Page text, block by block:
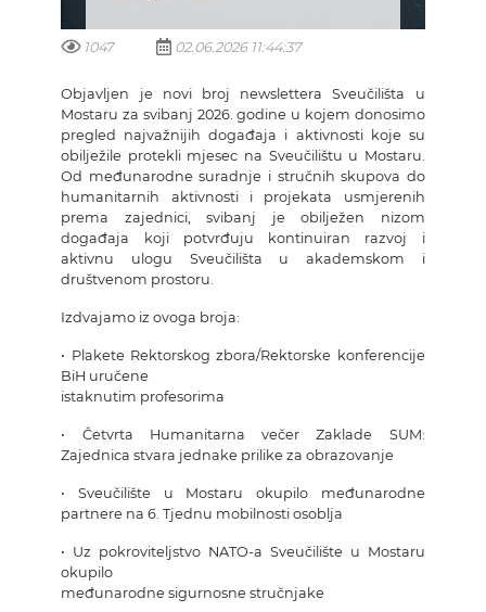
1047 02.06.2026 11:44:37
Objavljen je novi broj newslettera Sveučilišta u
Mostaru za svibanj 2026. godine u kojem donosimo
pregled najvažnijih događaja i aktivnosti koje su
obilježile protekli mjesec na Sveučilištu u Mostaru.
Od međunarodne suradnje i stručnih skupova do
humanitarnih aktivnosti i projekata usmjerenih
prema zajednici, svibanj je obilježen nizom
događaja koji potvrđuju kontinuiran razvoj i
aktivnu ulogu Sveučilišta u akademskom i
društvenom prostoru.
Izdvajamo iz ovoga broja:
• Plakete Rektorskog zbora/Rektorske konferencije
BiH uručene
istaknutim profesorima
• Četvrta Humanitarna večer Zaklade SUM:
Zajednica stvara jednake prilike za obrazovanje
• Sveučilište u Mostaru okupilo međunarodne
partnere na 6. Tjednu mobilnosti osoblja
• Uz pokroviteljstvo NATO-a Sveučilište u Mostaru
okupilo
međunarodne sigurnosne stručnjake